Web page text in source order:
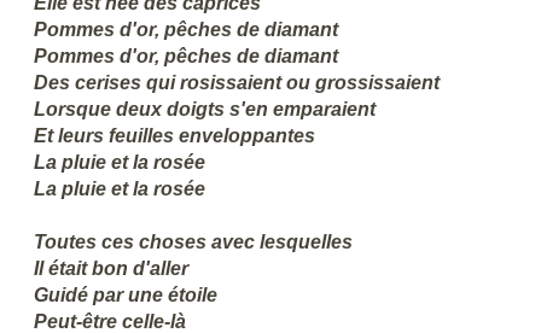
Pommes d'or, pêches de diamant
Pommes d'or, pêches de diamant
Des cerises qui rosissaient ou grossissaient
Lorsque deux doigts s'en emparaient
Et leurs feuilles enveloppantes
La pluie et la rosée
La pluie et la rosée
Toutes ces choses avec lesquelles
Il était bon d'aller
Guidé par une étoile
Peut-être celle-là